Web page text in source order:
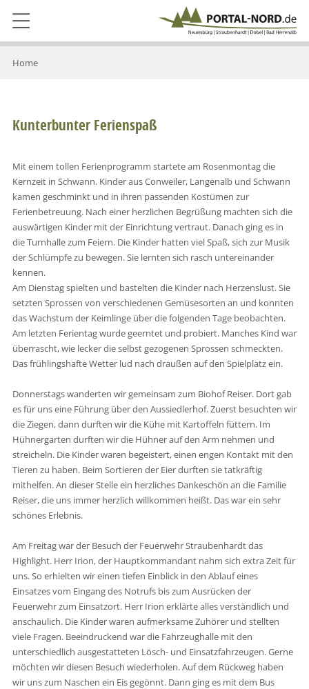
Home
Kunterbunter Ferienspaß
Mit einem tollen Ferienprogramm startete am Rosenmontag die
Kernzeit in Schwann. Kinder aus Conweiler, Langenalb und Schwann
kamen geschminkt und in ihren passenden Kostümen zur
Ferienbetreuung. Nach einer herzlichen Begrüßung machten sich die
auswärtigen Kinder mit der Einrichtung vertraut. Danach ging es in
die Turnhalle zum Feiern. Die Kinder hatten viel Spaß, sich zur Musik
der Schlümpfe zu bewegen. Sie lernten sich rasch untereinander
kennen.
Am Dienstag spielten und bastelten die Kinder nach Herzenslust. Sie
setzten Sprossen von verschiedenen Gemüsesorten an und konnten
das Wachstum der Keimlinge über die folgenden Tage beobachten.
Am letzten Ferientag wurde geerntet und probiert. Manches Kind war
überrascht, wie lecker die selbst gezogenen Sprossen schmeckten.
Das frühlingshafte Wetter lud nach draußen auf den Spielplatz ein.
Donnerstags wanderten wir gemeinsam zum Biohof Reiser. Dort gab
es für uns eine Führung über den Aussiedlerhof. Zuerst besuchten wir
die Ziegen, dann durften wir die Kühe mit Kartoffeln füttern. Im
Hühnergarten durften wir die Hühner auf den Arm nehmen und
streicheln. Die Kinder waren begeistert, einen engen Kontakt mit den
Tieren zu haben. Beim Sortieren der Eier durften sie tatkräftig
mithelfen. An dieser Stelle ein herzliches Dankeschön an die Familie
Reiser, die uns immer herzlich willkommen heißt. Das war ein sehr
schönes Erlebnis.
Am Freitag war der Besuch der Feuerwehr Straubenhardt das
Highlight. Herr Irion, der Hauptkommandant nahm sich extra Zeit für
uns. So erhielten wir einen tiefen Einblick in den Ablauf eines
Einsatzes vom Eingang des Notrufs bis zum Ausrücken der
Feuerwehr zum Einsatzort. Herr Irion erklärte alles verständlich und
anschaulich. Die Kinder waren aufmerksame Zuhörer und stellten
viele Fragen. Beeindruckend war die Fahrzeughalle mit den
unterschiedlich ausgestatteten Lösch- und Einsatzfahrzeugen. Gerne
möchten wir diesen Besuch wiederholen. Auf dem Rückweg haben
wir uns zum Naschen ein Eis gegönnt. Dann ging es mit dem Bus